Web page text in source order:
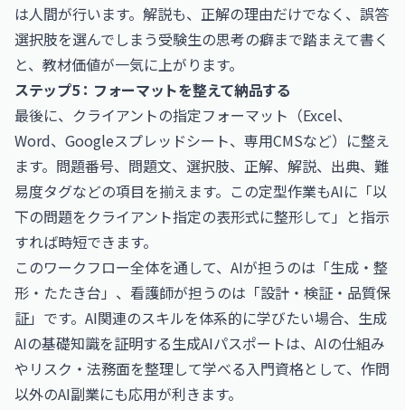
は人間が行います。解説も、正解の理由だけでなく、誤答
選択肢を選んでしまう受験生の思考の癖まで踏まえて書く
と、教材価値が一気に上がります。
ステップ5：フォーマットを整えて納品する
最後に、クライアントの指定フォーマット（Excel、
Word、Googleスプレッドシート、専用CMSなど）に整え
ます。問題番号、問題文、選択肢、正解、解説、出典、難
易度タグなどの項目を揃えます。この定型作業もAIに「以
下の問題をクライアント指定の表形式に整形して」と指示
すれば時短できます。
このワークフロー全体を通して、AIが担うのは「生成・整
形・たたき台」、看護師が担うのは「設計・検証・品質保
証」です。AI関連のスキルを体系的に学びたい場合、生成
AIの基礎知識を証明する生成AIパスポートは、AIの仕組み
やリスク・法務面を整理して学べる入門資格として、作問
以外のAI副業にも応用が利きます。